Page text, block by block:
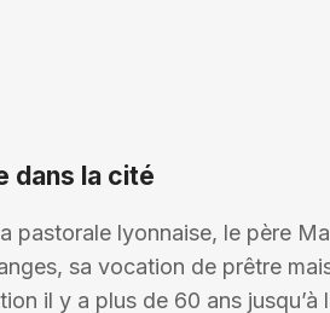
dans la cité
pastorale lyonnaise, le père
sa vocation de prêtre
il y a plus de 60 ans